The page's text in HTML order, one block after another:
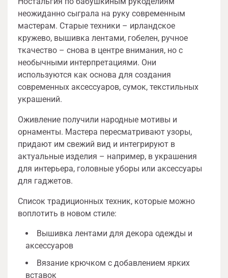
неожиданно сыграла на руку современным
мастерам. Старые техники – ирландское
кружево, вышивка лентами, гобелен, ручное
ткачество – снова в центре внимания, но с
необычными интерпретациями. Они
используются как основа для создания
современных аксессуаров, сумок, текстильных
украшений.
Оживление получили народные мотивы и
орнаменты. Мастера пересматривают узоры,
придают им свежий вид и интегрируют в
актуальные изделия – например, в украшения
для интерьера, головные уборы или аксессуары
для гаджетов.
Список традиционных техник, которые можно
воплотить в новом стиле:
Вышивка лентами для декора одежды и
аксессуаров
Вязание крючком с добавлением ярких
вставок